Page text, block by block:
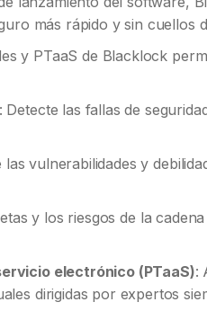
más rápido y sin cuellos
y PTaaS de Blacklock
: Detecte las fallas de
las vulnerabilidades y
y los riesgos de la
electrónico (PTaaS):
dirigidas por expertos